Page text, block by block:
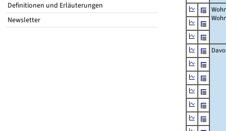
Definitionen und Erläuterungen
Newsletter